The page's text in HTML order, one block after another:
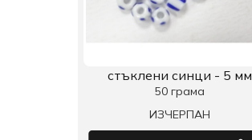
стъклени синци - 5 мм
50 грама
ИЗЧЕРПАН